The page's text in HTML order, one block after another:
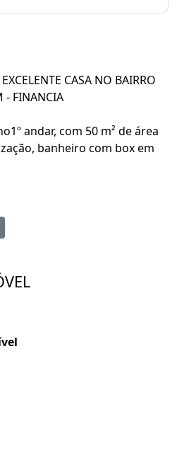
CASA NO BAIRRO
- FINANCIA
andar, com 50 m² de área
banheiro com box em
Rogério 9 8543-8819